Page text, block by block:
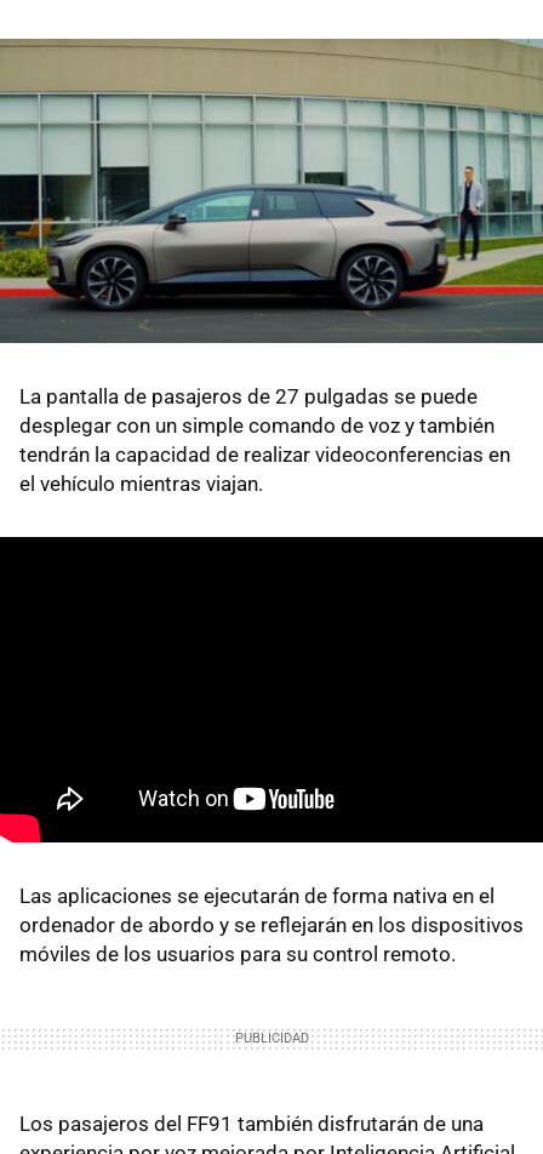
La pantalla de pasajeros de 27 pulgadas se puede
desplegar con un simple comando de voz y también
tendrán la capacidad de realizar videoconferencias en
el vehículo mientras viajan.
Las aplicaciones se ejecutarán de forma nativa en el
ordenador de abordo y se reflejarán en los dispositivos
móviles de los usuarios para su control remoto.
Los pasajeros del FF91 también disfrutarán de una